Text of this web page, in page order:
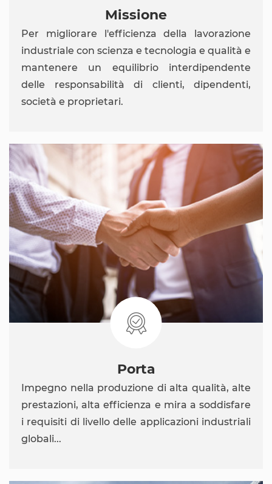
Missione
Per migliorare l'efficienza della lavorazione
industriale con scienza e tecnologia e qualità e
mantenere un equilibrio interdipendente
delle responsabilità di clienti, dipendenti,
società e proprietari.

Porta
Impegno nella produzione di alta qualità, alte
prestazioni, alta efficienza e mira a soddisfare
i requisiti di livello delle applicazioni industriali
globali...